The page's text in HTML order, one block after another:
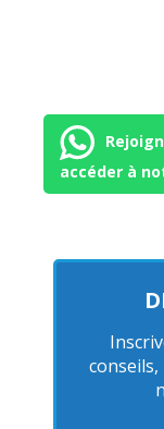
accéder à